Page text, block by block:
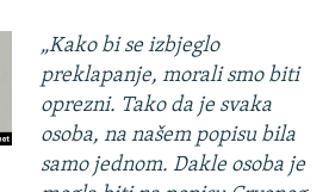
„Kako bi se izbjeglo
preklapanje, morali smo biti
oprezni. Tako da je svaka
osoba, na našem popisu bila
samo jednom. Dakle osoba je